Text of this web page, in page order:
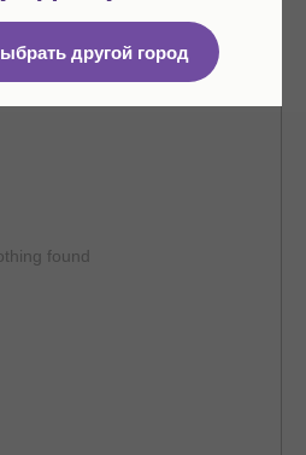
другой город
found